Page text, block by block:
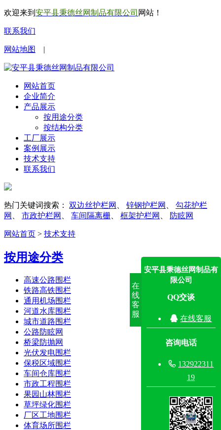
欢迎来到 安平县秉德丝网制品有限公司 网站！
联系我们
网站地图 |
网站首页
企业简介
产品展示
按用途分类
按结构分类
工厂展示
案例展示
技术支持
联系我们
热门关键词搜索： 双边丝护栏网 锌钢护栏网
勾花护栏
网
市政护栏网 车间隔离栅 框架护栏网 防眩网
网站首页 > 技术支持
按用途分类
高速公路围栏
铁路高铁围栏
通用机场围栏
河道水库围栏
城市道路围栏
公路防眩网
桥梁防抛网
光伏发电围栏
保税区域围栏
车间仓库围栏
市政工程围栏
果园山林围栏
草坪绿化围栏
厂区工地围栏
体育场所围栏
在
线
客
服
安平县秉德丝网制品有
限公司
QQ交谈
 在线客服
咨询电话
 132922311
19